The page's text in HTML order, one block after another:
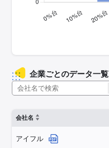
企業ごとのデータ一覧
会社名
アイフル